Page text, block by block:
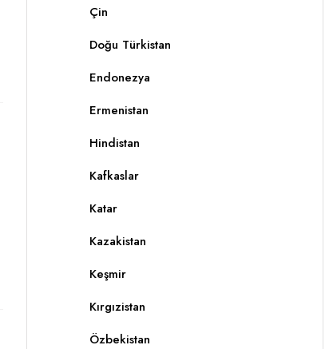
Çin
Doğu Türkistan
Endonezya
Ermenistan
Hindistan
Kafkaslar
Katar
Kazakistan
Keşmir
Kırgızistan
Özbekistan